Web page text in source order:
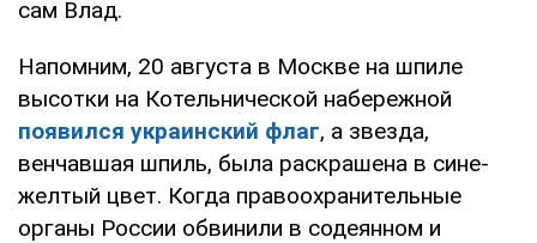
сам Влад.
Напомним, 20 августа в Москве на шпиле
высотки на Котельнической набережной
появился украинский флаг, а звезда,
венчавшая шпиль, была раскрашена в сине-
желтый цвет. Когда правоохранительные
органы России обвинили в содеянном и